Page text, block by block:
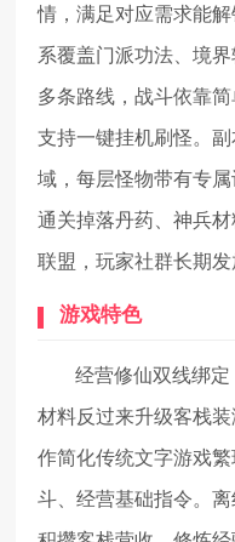
情，满足对应需求能
系覆盖门派功法、境
多条路线，战斗依靠
支持一键挂机刷怪。
域，每层怪物带有专
通关掉落丹药、神兵
联盟，玩家社群长期发
游戏特色
经营修仙双线绑
材料反过来升级客栈
作简化传统文字游戏
斗、经营基础指令。